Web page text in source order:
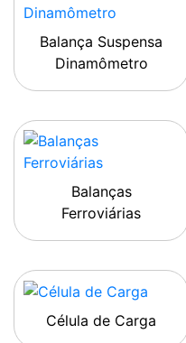
Balança Suspensa
Dinamômetro
Balanças
Ferroviárias
Célula de Carga